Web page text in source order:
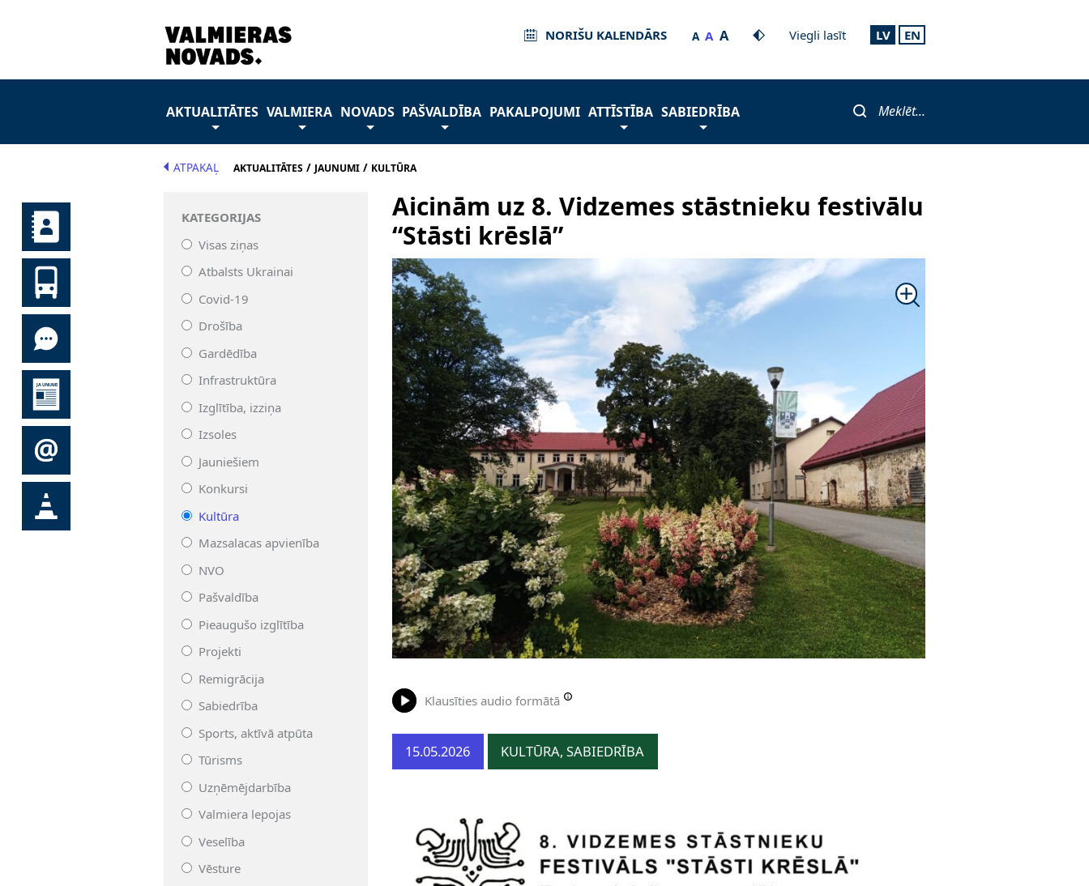
NORIŠU KALENDĀRS A A A Viegli lasīt LV EN
AKTUALITĀTES VALMIERA NOVADS PAŠVALDĪBA PAKALPOJUMI ATTĪSTĪBA SABIEDRĪBA Meklēt...
ATPAKAĻ AKTUALITĀTES/ JAUNUMI/ KULTŪRA
KATEGORIJAS
Visas ziņas
Atbalsts Ukrainai
Covid-19
Drošība
Gardēdība
Infrastruktūra
Izglītība, izziņa
Izsoles
Jauniešiem
Konkursi
Kultūra
Mazsalacas apvienība
NVO
Pašvaldība
Pieaugušo izglītība
Projekti
Remigrācija
Sabiedrība
Sports, aktīvā atpūta
Tūrisms
Uzņēmējdarbība
Valmiera lepojas
Veselība
Vēsture
Aicinām uz 8. Vidzemes stāstnieku festivālu
“Stāsti krēslā”
Klausīties audio formātā
15.05.2026 KULTŪRA, SABIEDRĪBA